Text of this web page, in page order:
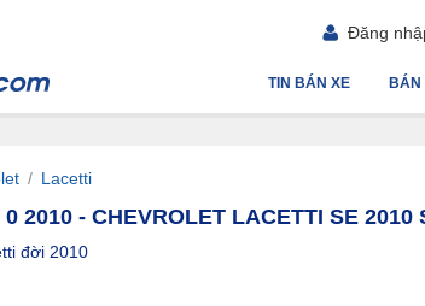
Đăng
BÁN
TIN BÁN XE
/ Lacetti
2010 - CHEVROLET LACETTI SE 2010
đời 2010